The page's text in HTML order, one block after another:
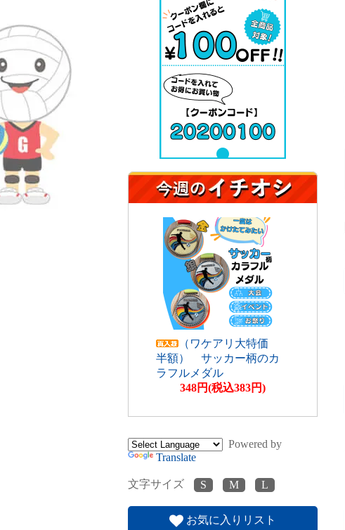
（ワケアリ大特価
半額） サッカー柄のカ
ラフルメダル
348円(税込383円)
Powered by
Translate
文字サイズ
お気に入りリスト